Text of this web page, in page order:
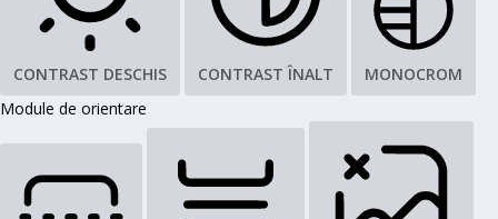
CONTRAST DESCHIS CONTRAST ÎNALT
MONOCROM
Module de orientare